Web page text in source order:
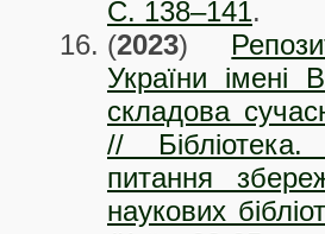
С. 138–141.
(2023)
України імені
складова
// Бібліотека.
питання
наукових